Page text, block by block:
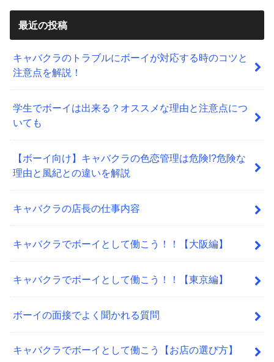
最近の投稿
キャバクラのトラブルにボーイが対応する時のコツと
注意点を解説！
学生でボーイは出来る？オススメな理由と注意点につ
いても
【ボーイ向け】キャバクラの色恋管理は危険!?危険な
理由と風紀との違いを解説
キャバクラの店長の仕事内容
キャバクラでボーイとして働こう！！【大阪編】
キャバクラでボーイとして働こう！！【東京編】
ボーイの面接でよく聞かれる質問
キャバクラでボーイとして働こう【お店の選び方】